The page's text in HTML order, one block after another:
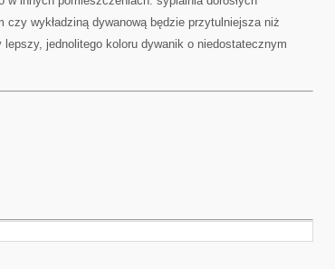
czy wykładziną dywanową będzie przytulniejsza niż
lepszy, jednolitego koloru dywanik o niedostatecznym